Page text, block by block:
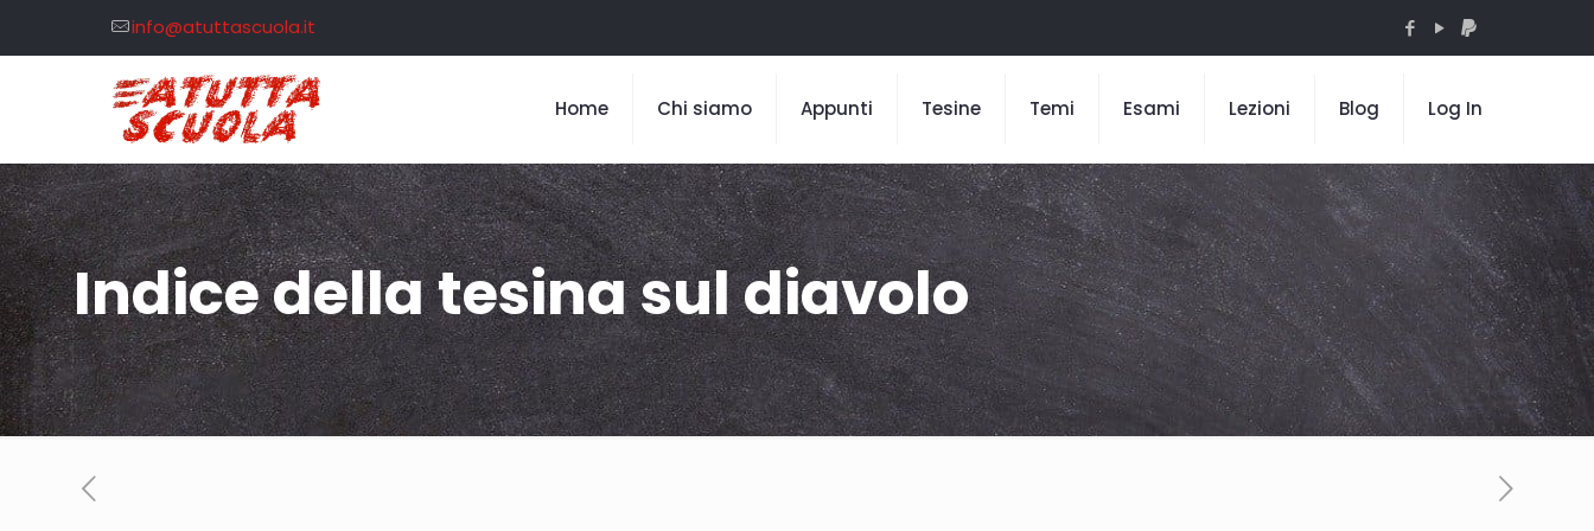
info@atuttascuola.it
Home Chi siamo Appunti Tesine Temi Esami Lezioni Blog Log In
Indice della tesina sul diavolo